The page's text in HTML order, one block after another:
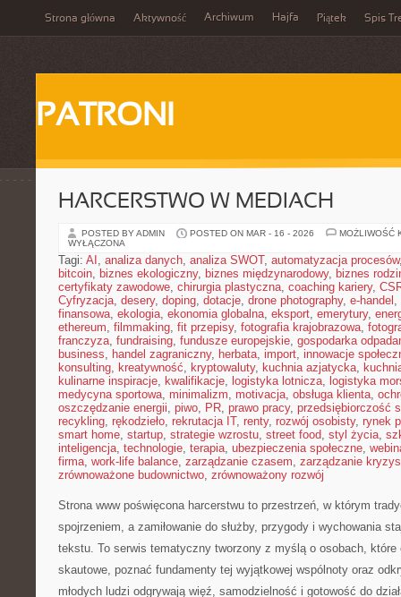
Strona główna Aktywność Archiwum Hajfa Piątek Spis
PATRONI
HARCERSTWO W MEDIACH
POSTED BY ADMIN POSTED ON MAR - 16 - 2026
MOŻLIWOŚĆ
WYŁĄCZONA
Tagi: AI , analiza danych, analiza SWOT, automatyzacja procesów
bitcoin, biznes ekologiczny, biznes międzynarodowy, biznes
certyfikaty zawodowe, chirurgia plastyczna, coaching kariery,
Cyfryzacja, desery, doping, dotacje, drone photography, e-handel ,
finansowa, ekologia, ekonomia globalna, eksport, emerytury,
ethereum, filmmaking, fit przepisy, fotografia krajobrazowa,
franczyza, fundraising, fundusze europejskie, gospodarka
business, handel zagraniczny, herbata, import, innowacje
konsulting, kreatywność, kryptowaluty, kuchnia azjatycka,
kulinarne inspiracje, kwalifikacje, logistyka lotnicza, logistyka
medycyna sportowa, minimalizm, motivacja, obsługa klienta,
oszczędzanie energii, piwo, PR, prawo pracy, przedsiębiorczość
recykling, rękodzieło, rekrutacja IT, renty, rozwój osobisty, rynek
smart home, startup, strategie wzrostu, street food, styl życia,
inteligencja, technologie, terapia, ubezpieczenia społeczne,
firma, work-life balance, zarządzanie czasem, zarządzanie
zrównoważone budownictwo, zrównoważony rozwój
Strona www poświęcona harcerstwu to przestrzeń, w którym
spojrzeniem, a zamiłowanie do służby, przygody i wychowania
tekstu. To serwis tematyczny tworzony z myślą o osobach, które
skautowe, poznać fundamenty tej wyjątkowej wspólnoty oraz
młodych ludzi odgrywają więź, samodzielność i gotowość do